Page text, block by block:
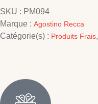
SKU : PM094
Marque : Agostino Recca
Catégorie(s) : Produits Frais,